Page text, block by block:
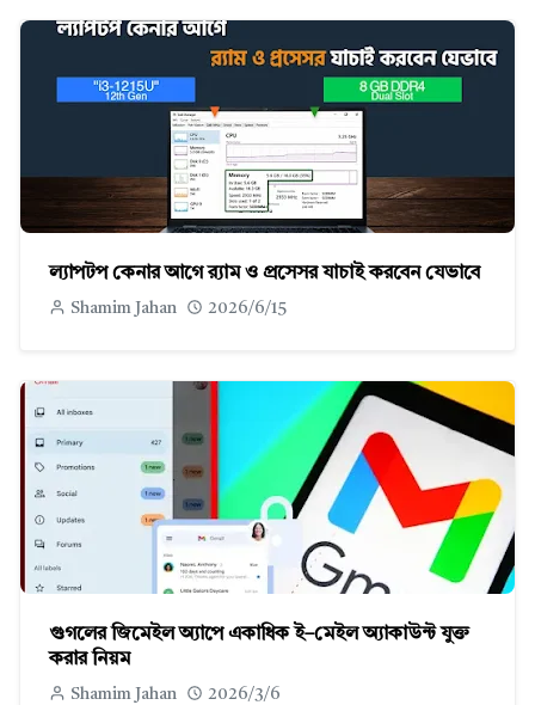
ল্যাপটপ কেনার আগে র‍্যাম ও প্রসেসর যাচাই করবেন যেভাবে
Shamim Jahan 2026/6/15
গুগলের জিমেইল অ্যাপে একাধিক ই–মেইল অ্যাকাউন্ট যুক্ত
করার নিয়ম
Shamim Jahan 2026/3/6